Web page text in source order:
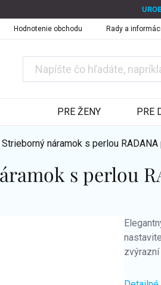
Hodnotenie obchodu Rady a
PRE ŽENY PRE
náramok s perlou
s perlou